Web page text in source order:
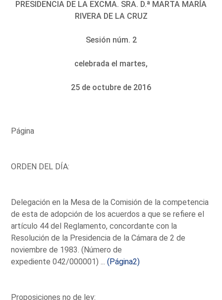
PRESIDENCIA DE LA EXCMA. SRA. D.ª MARTA MARÍA
RIVERA DE LA CRUZ
Sesión núm. 2
celebrada el martes,
25 de octubre de 2016
Página
ORDEN DEL DÍA:
Delegación en la Mesa de la Comisión de la competencia
de esta de adopción de los acuerdos a que se refiere el
artículo 44 del Reglamento, concordante con la
Resolución de la Presidencia de la Cámara de 2 de
noviembre de 1983. (Número de
expediente 042/000001) ...(Página2)
Proposiciones no de ley: